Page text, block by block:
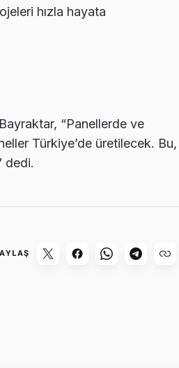
hızla hayata
“Panellerde ve
Türkiye’de üretilecek. Bu,
dedi.